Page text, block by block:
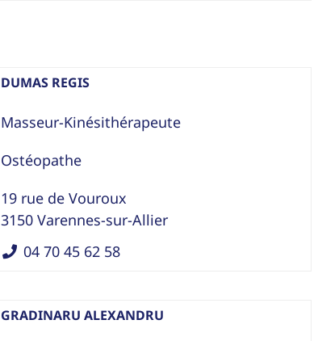
DUMAS REGIS
Masseur-Kinésithérapeute
Ostéopathe
19 rue de Vouroux
3150 Varennes-sur-Allier
04 70 45 62 58
GRADINARU ALEXANDRU